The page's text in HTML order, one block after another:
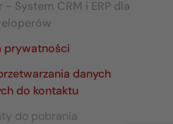
System CRM i ERP dla
prywatności
danych
do kontaktu
do pobrania